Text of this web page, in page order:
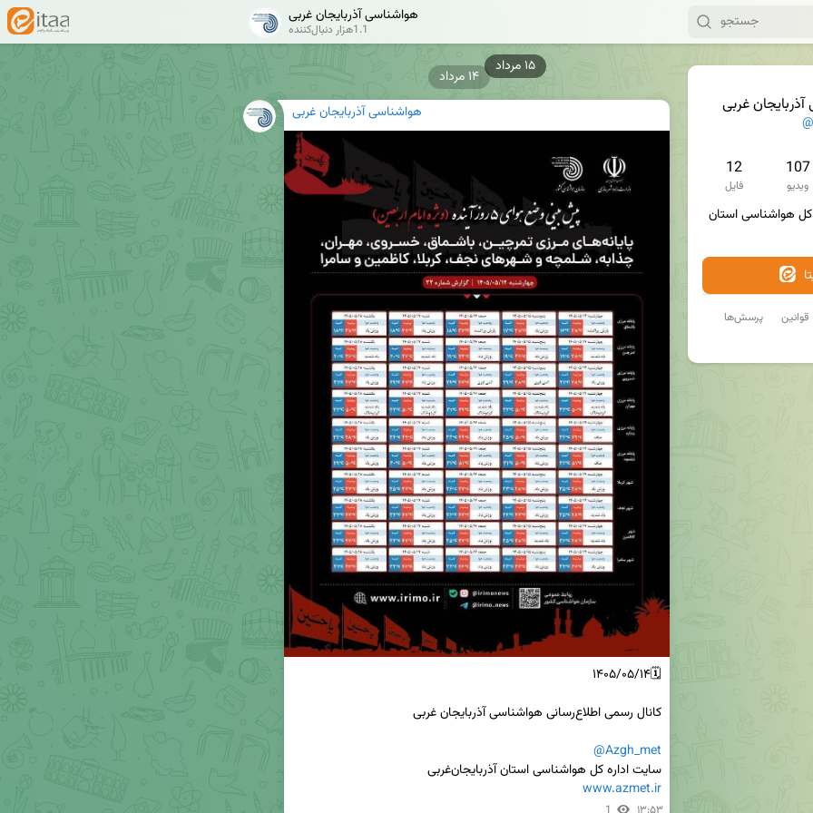
غربی
107
ویدیو
12
فایل
پرسش‌ها قوانین
هواشناسی آذربایجان غربی
1.1هزار دنبال‌کننده
هواشناسی آذربایجان غربی
@Azgh_met
سایت اداره کل هواشناسی استان آذربایجان‌غربی
www.azmet.ir
۱۴ مرداد